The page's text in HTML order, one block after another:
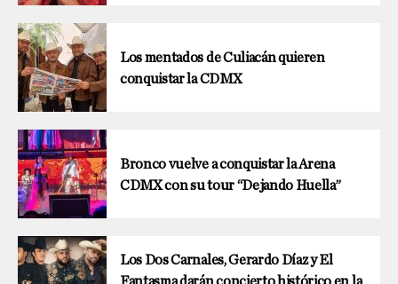
Los mentados de Culiacán quieren
conquistar la CDMX
Bronco vuelve a conquistar la Arena
CDMX con su tour “Dejando Huella”
Los Dos Carnales, Gerardo Díaz y El